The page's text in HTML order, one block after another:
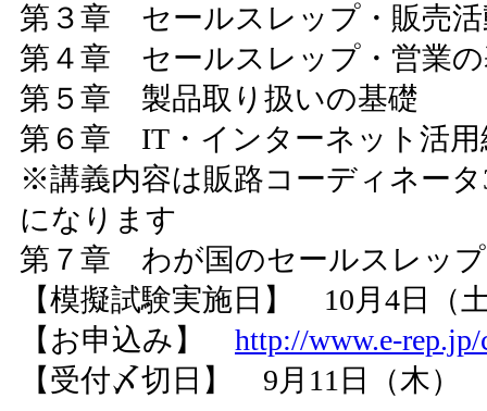
第３章 セールスレップ・販売活
第４章 セールスレップ・営業
第５章 製品取り扱いの基礎
第６章 IT・インターネット活
※講義内容は販路コーディネー
になります
第７章 わが国のセールスレッ
【模擬試験実施日】 10月4日（
【お申込み】 http://www.e-
【受付〆切日】 9月11日（木）